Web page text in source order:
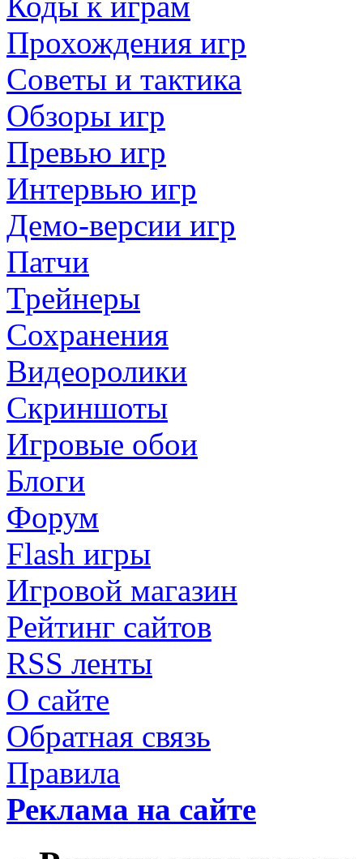
Прохождения игр
Советы и тактика
Обзоры игр
Превью игр
Интервью игр
Демо-версии игр
Патчи
Трейнеры
Сохранения
Видеоролики
Скриншоты
Игровые обои
Блоги
Форум
Flash игры
Игровой магазин
Рейтинг сайтов
RSS ленты
О сайте
Обратная связь
Правила
Реклама на сайте